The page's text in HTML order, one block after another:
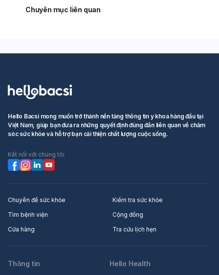
Chuyên mục liên quan
Hello Bacsi mong muốn trở thành nền tảng thông tin y khoa hàng đầu tại
Việt Nam, giúp bạn đưa ra những quyết định đúng đắn liên quan về chăm
sóc sức khỏe và hỗ trợ bạn cải thiện chất lượng cuộc sống.
Kết nối với chúng tôi
Chuyên đề sức khỏe
Kiểm tra sức khỏe
Tìm bệnh viện
Cộng đồng
Cửa hàng
Tra cứu lịch hẹn
Thông tin Hello Health